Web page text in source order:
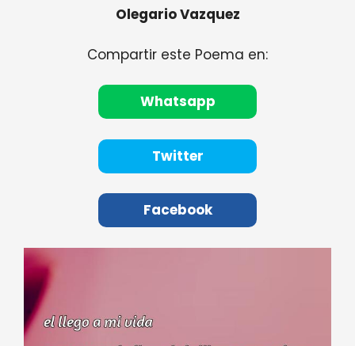
Olegario Vazquez
Compartir este Poema en:
Whatsapp
Twitter
Facebook